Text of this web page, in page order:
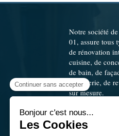
Notre société
01, assure tous
de rénovation
cuisine, de
de bain, de
plomberie, de
sur mesure.
Paris, offrant
besoins.